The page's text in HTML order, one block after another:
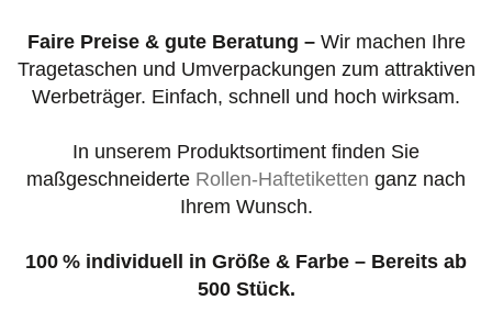
Faire Preise & gute Beratung –Wir machen Ihre
Tragetaschen und Umverpackungen zum attraktiven
Werbeträger. Einfach, schnell und hoch wirksam.
In unserem Produktsortiment finden Sie
maßgeschneiderte Rollen-Haftetiketten ganz nach
Ihrem Wunsch.
100 % individuell in Größe & Farbe – Bereits ab
500 Stück.